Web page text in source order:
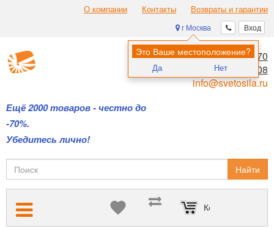
О компании Контакты Возвраты и гарантии
Вход
г Москва
Это Ваше местоположение?
Да Нет
Ещё 2000 товаров - честно до
-70%.
Убедитесь лично!
8 (495) 970-00-70
8 (800) 700-11-08
info@svetosila.ru
Найти
Корзина пуста